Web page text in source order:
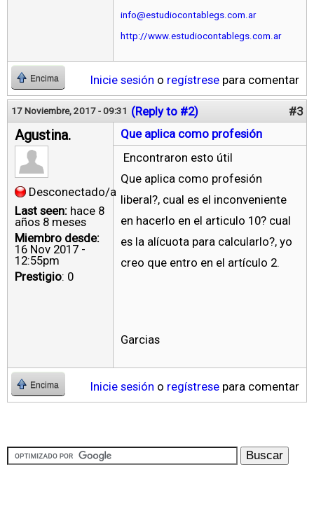
info@estudiocontablegs.com.ar
http://www.estudiocontablegs.com.ar
Encima Inicie sesión o regístrese para comentar
17 Noviembre, 2017 - 09:31 (Reply to #2) #3
Agustina.
Desconectado/a
Last seen: hace 8
años 8 meses
Miembro desde:
16 Nov 2017 -
12:55pm
Prestigio: 0
Que aplica como profesión
Encontraron esto útil
Que aplica como profesión
liberal?, cual es el inconveniente
en hacerlo en el articulo 10? cual
es la alícuota para calcularlo?, yo
creo que entro en el artículo 2.
Garcias
Encima Inicie sesión o regístrese para comentar